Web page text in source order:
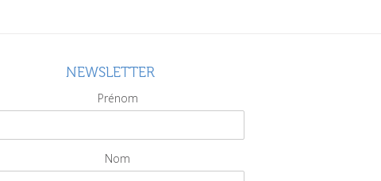
NEWSLETTER
Prénom
Nom